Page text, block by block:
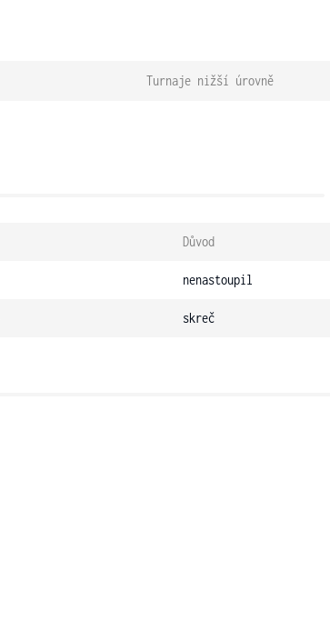
Turnaje nižší úrovně
Důvod
nenastoupil
skreč